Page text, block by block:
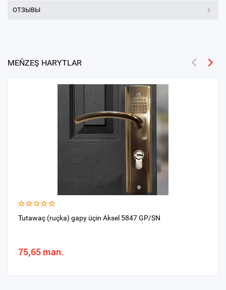
ОТЗЫВЫ
MEŇZEŞ HARYTLAR
Tutawaç (ruçka) gapy üçin Aksel 5847 GP/SN
75,65 man.